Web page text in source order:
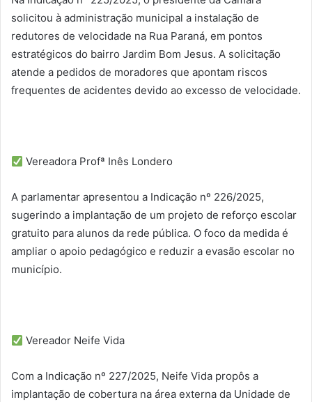
solicitou à administração municipal a instalação de
redutores de velocidade na Rua Paraná, em pontos
estratégicos do bairro Jardim Bom Jesus. A solicitação
atende a pedidos de moradores que apontam riscos
frequentes de acidentes devido ao excesso de velocidade.
Vereadora Profª Inês Londero
A parlamentar apresentou a Indicação nº 226/2025,
sugerindo a implantação de um projeto de reforço escolar
gratuito para alunos da rede pública. O foco da medida é
ampliar o apoio pedagógico e reduzir a evasão escolar no
município.
Vereador Neife Vida
Com a Indicação nº 227/2025, Neife Vida propôs a
implantação de cobertura na área externa da Unidade de